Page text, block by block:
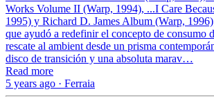
Works Volume II (Warp, 1994), ...I Care
1995) y Richard D. James Album (Warp,
que ayudó a redefinir el concepto de consumo
rescate al ambient desde un prisma
disco de transición y una absoluta marav…
Read more
5 years ago · Ferraia